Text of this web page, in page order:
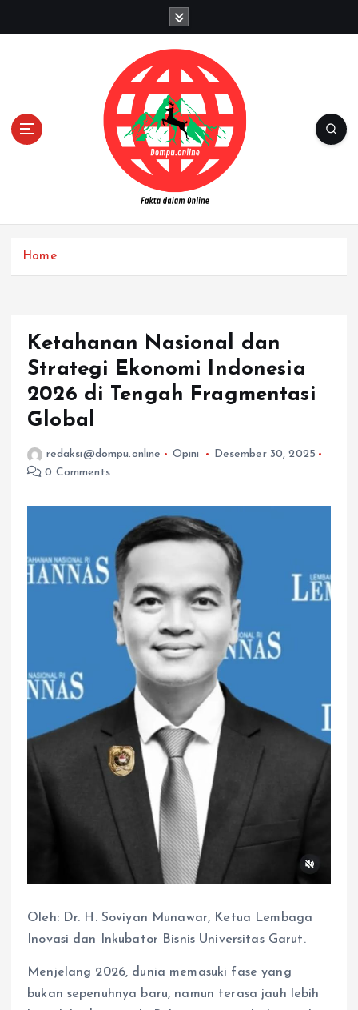
Fakta dalam Online
Home
Ketahanan Nasional dan
Strategi Ekonomi Indonesia
2026 di Tengah Fragmentasi
Global
redaksi@dompu.online Opini
Desember 30, 2025
0 Comments
Oleh: Dr. H. Soviyan Munawar, Ketua Lembaga
Inovasi dan Inkubator Bisnis Universitas Garut.
Menjelang 2026, dunia memasuki fase yang
bukan sepenuhnya baru, namun terasa jauh lebih